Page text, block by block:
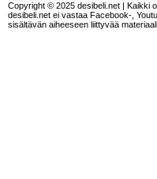
Copyright © 2025 desibeli.net | Kaikki
desibeli.net ei vastaa Facebook-,
sisältävän aiheeseen liittyvää